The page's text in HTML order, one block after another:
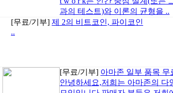
과의 테스트)와 이론의 균형을 ..
[무료/기부] 제 2의 비트코인, 파이코인
..
[무료/기부] 아마존 일부 품목 무
안녕하세요,저희는 아마존의 다